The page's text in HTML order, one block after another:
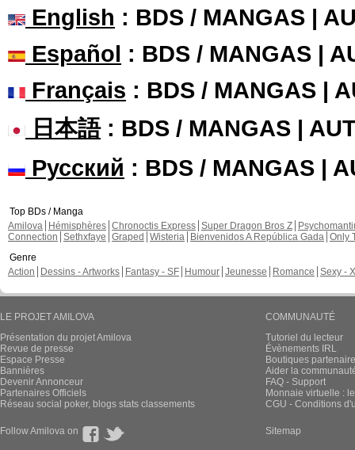
English : BDS / MANGAS |
Español : BDS / MANGAS |
Français : BDS / MANGAS |
日本語: BDS / MANGAS |
Русский : BDS / MANGAS |
Top BDs / Manga
Amilova
Hémisphères Chronoctis Express Super Dragon Bros Z
Connection Sethxfaye Graped Wisteria Bienvenidos A República Gada Only
Genre
Action
Dessins - Artworks Fantasy - SF Humour Jeunesse Romance Sexy -
LE PROJET AMILOVA
Présentation du projet Amilova
Revue de presse
Espace Presse
Bannières
Devenir Annonceur
Partenaires Officiels
Réseau social poker, blogs stats classements
COMMUNAUTÉ
Tutoriel du lecteur
Évènements IRL
Boutiques
Aider la
FAQ - Support
Monnaie virtuelle :
CGU - Conditions
Follow Amilova on Sitemap